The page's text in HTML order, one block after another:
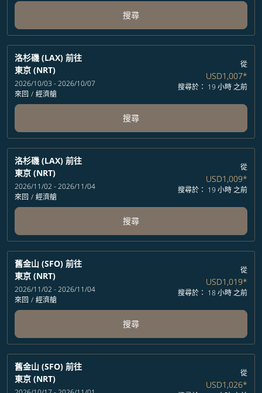
搜尋
洛杉磯 (LAX) 前往
東京 (NRT)
2026/10/03 - 2026/10/07
來回 / 經濟艙
從
USD1,007*
搜尋於： 19 小時 之前
搜尋
洛杉磯 (LAX) 前往
東京 (NRT)
2026/11/02 - 2026/11/04
來回 / 經濟艙
從
USD1,009*
搜尋於： 19 小時 之前
搜尋
舊金山 (SFO) 前往
東京 (NRT)
2026/11/02 - 2026/11/04
來回 / 經濟艙
從
USD1,019*
搜尋於： 18 小時 之前
搜尋
舊金山 (SFO) 前往
東京 (NRT)
從
USD1,026*